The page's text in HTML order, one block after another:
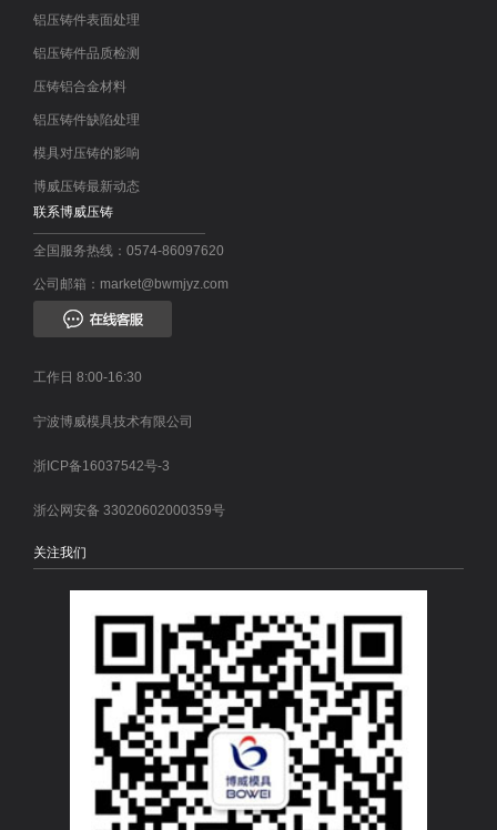
铝压铸件表面处理
铝压铸件品质检测
压铸铝合金材料
铝压铸件缺陷处理
模具对压铸的影响
博威压铸最新动态
联系博威压铸
全国服务热线：0574-86097620
公司邮箱：market@bwmjyz.com
工作日 8:00-16:30
宁波博威模具技术有限公司
浙ICP备16037542号-3
浙公网安备 33020602000359号
关注我们